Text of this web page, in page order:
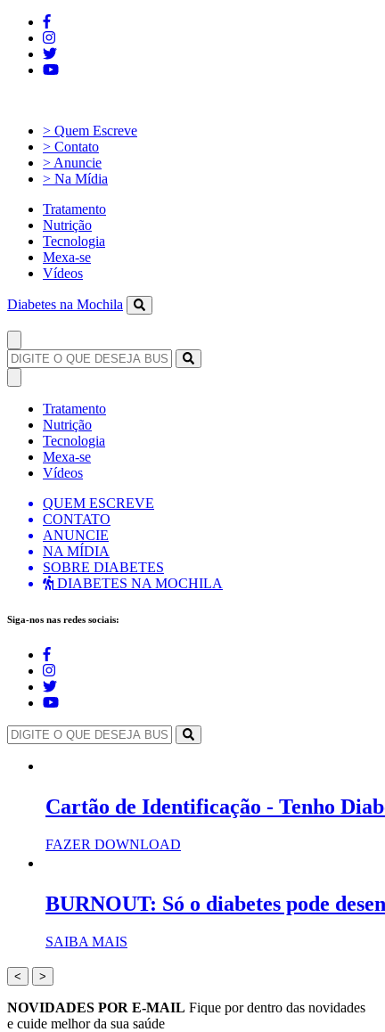
> Quem Escreve
> Contato
> Anuncie
> Na Mídia
Tratamento
Nutrição
Tecnologia
Mexa-se
Vídeos
Diabetes na Mochila
Tratamento
Nutrição
Tecnologia
Mexa-se
Vídeos
QUEM ESCREVE
CONTATO
ANUNCIE
NA MÍDIA
SOBRE DIABETES
DIABETES NA MOCHILA
Siga-nos nas redes sociais:
Cartão de Identificação - Tenho
FAZER DOWNLOAD
BURNOUT: Só o diabetes pode
SAIBA MAIS
< >
NOVIDADES POR E-MAIL Fique por dentro das novidades
e cuide melhor da sua saúde